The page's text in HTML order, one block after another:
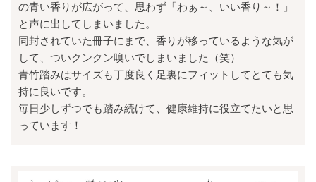
の青い香りが広がって、思わず「わぁ～、いい香り～！」
と声に出してしまいました。
同封されていた冊子にまで、香りが移っているような気が
して、ついクンクン嗅いでしまいました（笑）
青竹踏みはサイズも丁度良く足裏にフィットしてとても気
持に良いです。
毎日少しずつでも踏み続けて、健康維持に役立てたいと思
っています！